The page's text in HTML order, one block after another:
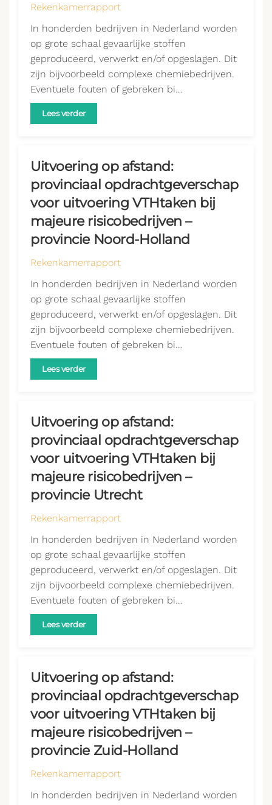
Rekenkamerrapport
In honderden bedrijven in Nederland worden
op grote schaal gevaarlijke stoffen
geproduceerd, verwerkt en/of opgeslagen. Dit
zijn bijvoorbeeld complexe chemiebedrijven.
Eventuele fouten of gebreken bi…
Lees verder
Uitvoering op afstand:
provinciaal opdrachtgeverschap
voor uitvoering VTHtaken bij
majeure risicobedrijven –
provincie Noord-Holland
Rekenkamerrapport
In honderden bedrijven in Nederland worden
op grote schaal gevaarlijke stoffen
geproduceerd, verwerkt en/of opgeslagen. Dit
zijn bijvoorbeeld complexe chemiebedrijven.
Eventuele fouten of gebreken bi…
Lees verder
Uitvoering op afstand:
provinciaal opdrachtgeverschap
voor uitvoering VTHtaken bij
majeure risicobedrijven –
provincie Utrecht
Rekenkamerrapport
In honderden bedrijven in Nederland worden
op grote schaal gevaarlijke stoffen
geproduceerd, verwerkt en/of opgeslagen. Dit
zijn bijvoorbeeld complexe chemiebedrijven.
Eventuele fouten of gebreken bi…
Lees verder
Uitvoering op afstand:
provinciaal opdrachtgeverschap
voor uitvoering VTHtaken bij
majeure risicobedrijven –
provincie Zuid-Holland
Rekenkamerrapport
In honderden bedrijven in Nederland worden